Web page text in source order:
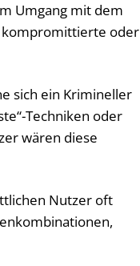
Umgang mit dem
kompromittierte oder
sich ein Krimineller
Techniken oder
wären diese
Nutzer oft